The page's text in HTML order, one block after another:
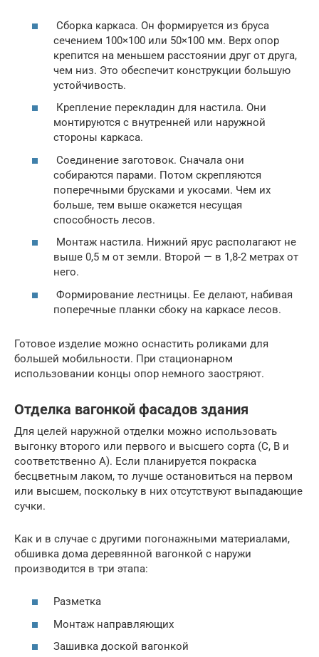
Сборка каркаса. Он формируется из бруса
сечением 100×100 или 50×100 мм. Верх опор
крепится на меньшем расстоянии друг от друга,
чем низ. Это обеспечит конструкции большую
устойчивость.
Крепление перекладин для настила. Они
монтируются с внутренней или наружной
стороны каркаса.
Соединение заготовок. Сначала они
собираются парами. Потом скрепляются
поперечными брусками и укосами. Чем их
больше, тем выше окажется несущая
способность лесов.
Монтаж настила. Нижний ярус располагают не
выше 0,5 м от земли. Второй — в 1,8-2 метрах от
него.
Формирование лестницы. Ее делают, набивая
поперечные планки сбоку на каркасе лесов.
Готовое изделие можно оснастить роликами для
большей мобильности. При стационарном
использовании концы опор немного заостряют.
Отделка вагонкой фасадов здания
Для целей наружной отделки можно использовать
выгонку второго или первого и высшего сорта (С, В и
соответственно А). Если планируется покраска
бесцветным лаком, то лучше остановиться на первом
или высшем, поскольку в них отсутствуют выпадающие
сучки.
Как и в случае с другими погонажными материалами,
обшивка дома деревянной вагонкой с наружи
производится в три этапа:
Разметка
Монтаж направляющих
Зашивка доской вагонкой